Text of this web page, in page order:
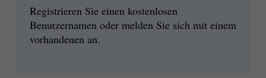
Registrieren Sie einen kostenlosen
Benutzernamen oder melden Sie sich mit einem
vorhandenen an.